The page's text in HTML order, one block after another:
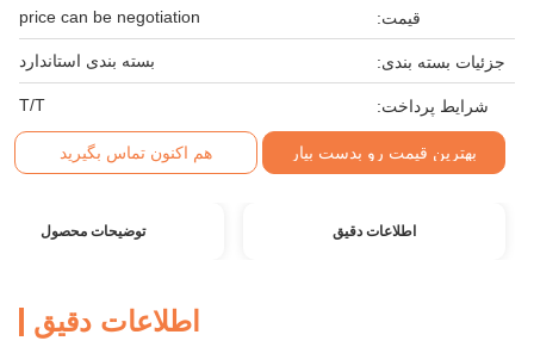
قیمت: price can be negotiation
جزئیات بسته بندی: بسته بندی استاندارد
شرایط پرداخت: T/T
بهترین قیمت رو بدست بیار هم اکنون تماس بگیرید
اطلاعات دقیق توضیحات محصول
اطلاعات دقیق